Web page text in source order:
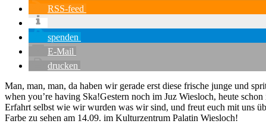
RSS-feed
spenden
E-Mail
drucken
Man, man, man, da haben wir gerade erst diese frische junge und
when you’re having Ska!Gestern noch im Juz Wiesloch, heute
Erfahrt selbst wie wir wurden was wir sind, und freut euch mit uns
Farbe zu sehen am 14.09. im Kulturzentrum Palatin Wiesloch!